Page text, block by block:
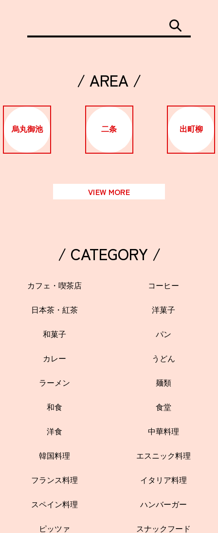
/ AREA /
烏丸御池 二条 出町柳
VIEW MORE
/ CATEGORY /
カフェ・喫茶店 コーヒー
日本茶・紅茶 洋菓子
和菓子 パン
カレー うどん
ラーメン 麺類
和食 食堂
洋食 中華料理
韓国料理 エスニック料理
フランス料理 イタリア料理
スペイン料理 ハンバーガー
ピッツァ スナックフード